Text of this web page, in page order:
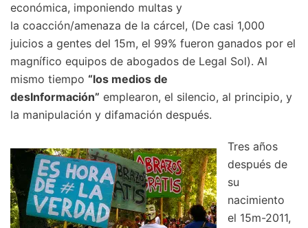
económica, imponiendo multas y
la coacción/amenaza de la cárcel, (De casi 1,000
juicios a gentes del 15m, el 99% fueron ganados por el
magnífico equipos de abogados de Legal Sol). Al
mismo tiempo “los medios de
desInformación” emplearon, el silencio, al principio, y
la manipulación y difamación después.
Tres años
después de
su
nacimiento
el 15m-2011,